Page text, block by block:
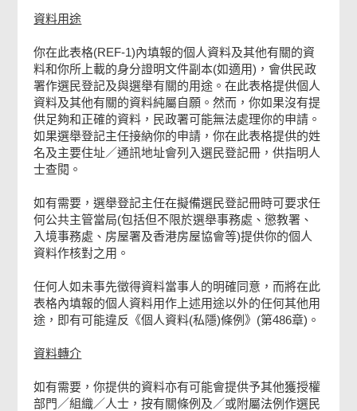
資料用途
你在此表格(REF-1)內填報的個人資料及其他有關的資
料和你所上載的身分證明文件副本(如適用)，會供民政
署作選民登記及與選舉有關的用途。在此表格提供個人
資料及其他有關的資料純屬自願。然而，你如果沒有提
供足夠和正確的資料，民政署可能無法處理你的申請。
如果選舉登記主任接納你的申請，你在此表格提供的姓
名及主要住址／通訊地址會列入選民登記冊，供指明人
士查閱。
如有需要，選舉登記主任在擬備選民登記冊時可要求任
何公共主管當局(包括但不限於選舉事務處、懲教署、
入境事務處、房屋署及香港房屋協會等)提供你的個人
資料作核對之用。
任何人如未事先徵得資料當事人的明確同意，而將在此
表格內填報的個人資料用作上述用途以外的任何其他用
途，即有可能違反《個人資料(私隱)條例》(第486章)。
資料轉介
如有需要，你提供的資料亦有可能會提供予其他獲授權
部門／組織／人士，按有關條例及／或附屬法例作選民